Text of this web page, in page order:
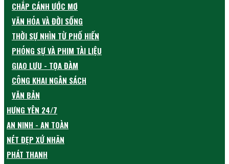
CHẮP CÁNH ƯỚC MƠ
VĂN HÓA VÀ ĐỜI SỐNG
THỜI SỰ NHÌN TỪ PHỐ HIẾN
PHÓNG SỰ VÀ PHIM TÀI LIỆU
GIAO LƯU - TỌA ĐÀM
CÔNG KHAI NGÂN SÁCH
VĂN BẢN
HƯNG YÊN 24/7
AN NINH - AN TOÀN
NÉT ĐẸP XỨ NHÃN
PHÁT THANH